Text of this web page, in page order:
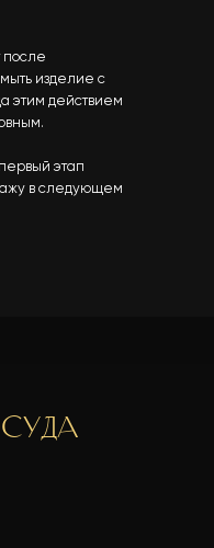
после
изделие с
этим действием
этап
в следующем